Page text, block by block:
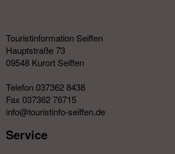
Touristinformation Seiffen
Hauptstraße 73
09548 Kurort Seiffen
Telefon 037362 8438
Fax 037362 76715
info@touristinfo-seiffen.de
Service​